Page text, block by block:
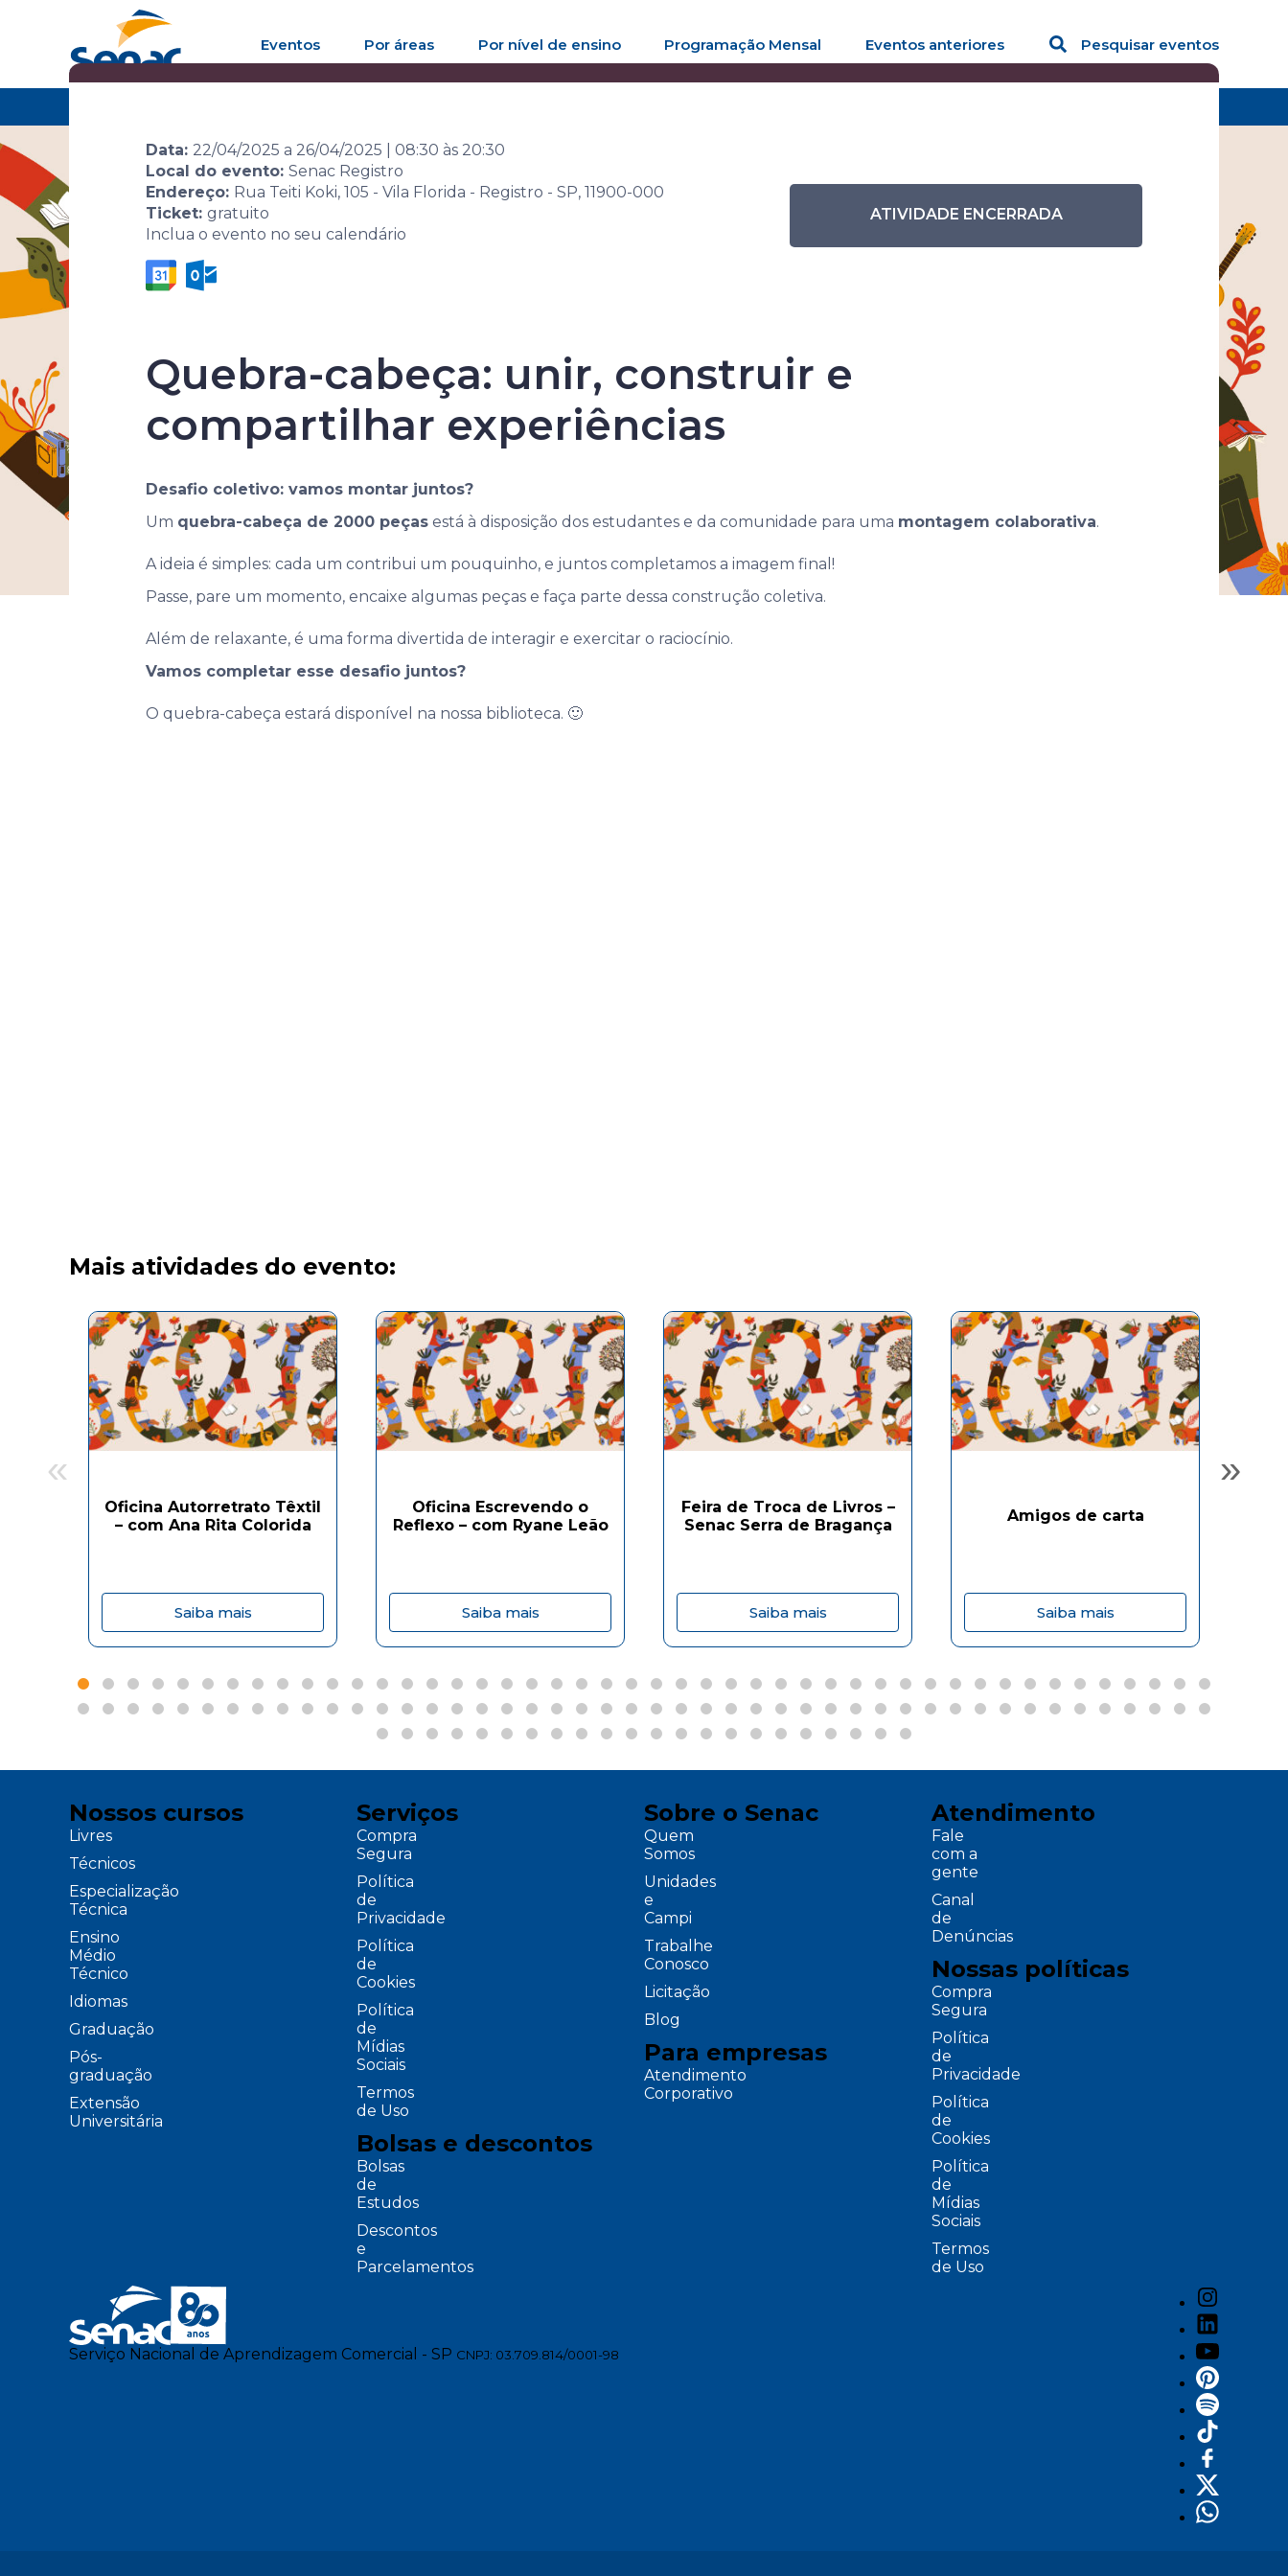
Eventos Por áreas Por nível de ensino Programação Mensal Eventos anteriores Pesquisar eventos
10ª Semana Senac de Leitura
Data: 22/04/2025 a 26/04/2025 08:30 às 20:30
Local do evento: Senac Registro
Endereço: Rua Teiti Koki, 105 - Vila Florida - Registro - SP, 11900-000
Ticket: gratuito
Inclua o evento no seu calendário
ATIVIDADE ENCERRADA
Quebra-cabeça: unir, construir e
compartilhar experiências
Desafio coletivo: vamos montar juntos?
Um quebra-cabeça de 2000 peças está à disposição dos estudantes e da comunidade para uma montagem colaborativa.
A ideia é simples: cada um contribui um pouquinho, e juntos completamos a imagem final!
Passe, pare um momento, encaixe algumas peças e faça parte dessa construção coletiva.
Além de relaxante, é uma forma divertida de interagir e exercitar o raciocínio.
Vamos completar esse desafio juntos?
O quebra-cabeça estará disponível na nossa biblioteca. 🙂
Mais atividades do evento:
Oficina Autorretrato Têxtil
– com Ana Rita Colorida
Saiba mais
Oficina Escrevendo o
Reflexo – com Ryane Leão
Saiba mais
Feira de Troca de Livros –
Senac Serra de Bragança
Saiba mais
Amigos de carta
Saiba mais
« »
Nossos cursos
Livres
Técnicos
Especialização
Técnica
Ensino
Médio
Técnico
Idiomas
Graduação
Pós-
graduação
Extensão
Universitária
Serviços
Compra
Segura
Política
de
Privacidade
Política
de
Cookies
Política
de
Mídias
Sociais
Termos
de Uso
Bolsas e descontos
Bolsas
de
Estudos
Descontos
e
Parcelamentos
Sobre o Senac
Quem
Somos
Unidades
e
Campi
Trabalhe
Conosco
Licitação
Blog
Para empresas
Atendimento
Corporativo
Atendimento
Fale
com a
gente
Canal
de
Denúncias
Nossas políticas
Compra
Segura
Política
de
Privacidade
Política
de
Cookies
Política
de
Mídias
Sociais
Termos
de Uso
Serviço Nacional de Aprendizagem Comercial - SP CNPJ: 03.709.814/0001-98